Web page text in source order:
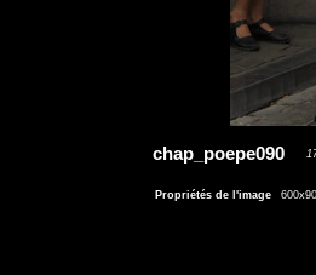
chap_poepe090
Propriétés de l'image